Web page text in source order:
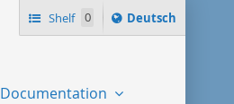
Shelf 0
Sprache
ï¿½ndern
Deutsch
Documentation